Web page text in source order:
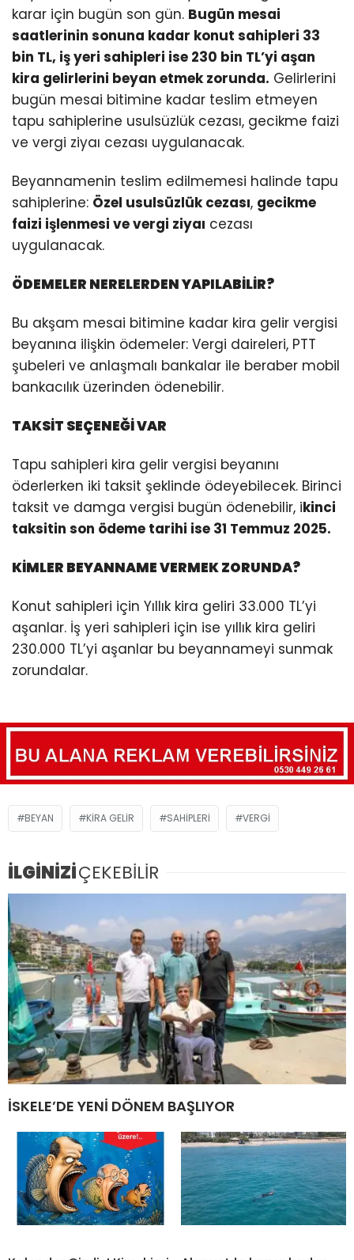
karar için bugün son gün. Bugün mesai
saatlerinin sonuna kadar konut sahipleri 33
bin TL, iş yeri sahipleri ise 230 bin TL’yi aşan
kira gelirlerini beyan etmek zorunda. Gelirlerini
bugün mesai bitimine kadar teslim etmeyen
tapu sahiplerine usulsüzlük cezası, gecikme faizi
ve vergi ziyaı cezası uygulanacak.
Beyannamenin teslim edilmemesi halinde tapu
sahiplerine: Özel usulsüzlük cezası, gecikme
faizi işlenmesi ve vergi ziyaı cezası
uygulanacak.
ÖDEMELER NERELERDEN YAPILABİLİR?
Bu akşam mesai bitimine kadar kira gelir vergisi
beyanına ilişkin ödemeler: Vergi daireleri, PTT
şubeleri ve anlaşmalı bankalar ile beraber mobil
bankacılık üzerinden ödenebilir.
TAKSİT SEÇENEĞİ VAR
Tapu sahipleri kira gelir vergisi beyanını
öderlerken iki taksit şeklinde ödeyebilecek. Birinci
taksit ve damga vergisi bugün ödenebilir, ikinci
taksitin son ödeme tarihi ise 31 Temmuz 2025.
KİMLER BEYANNAME VERMEK ZORUNDA?
Konut sahipleri için Yıllık kira geliri 33.000 TL’yi
aşanlar. İş yeri sahipleri için ise yıllık kira geliri
230.000 TL’yi aşanlar bu beyannameyi sunmak
zorundalar.
BEYAN KIRA GELIR SAHIPLERI VERGI
İLGİNİZİÇEKEBİLİR
İSKELE’DE YENİ DÖNEM BAŞLIYOR